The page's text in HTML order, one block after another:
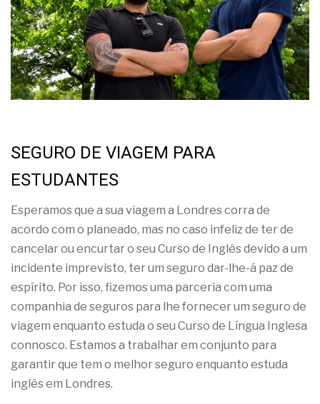
SEGURO DE VIAGEM PARA
ESTUDANTES
Esperamos que a sua viagem a Londres corra de
acordo com o planeado, mas no caso infeliz de ter de
cancelar ou encurtar o seu Curso de Inglês devido a um
incidente imprevisto, ter um seguro dar-lhe-á paz de
espírito. Por isso, fizemos uma parceria com uma
companhia de seguros para lhe fornecer um seguro de
viagem enquanto estuda o seu Curso de Língua Inglesa
connosco. Estamos a trabalhar em conjunto para
garantir que tem o melhor seguro enquanto estuda
inglês em Londres.